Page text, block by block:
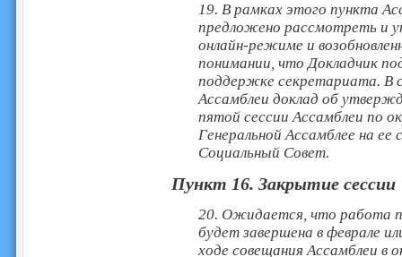
19. В рамках этого пункта
предложено рассмотреть и
онлайн-режиме и
понимании, что Докладчик
поддержке секретариата. В
Ассамблеи доклад об
пятой сессии Ассамблеи по
Генеральной Ассамблее на
Социальный Совет.
Пункт 16. Закрытие сессии
20. Ожидается, что работа
будет завершена в феврале
ходе совещания Ассамблеи в